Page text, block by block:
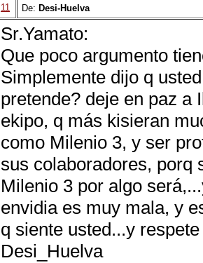
11 De: Desi-Huelva
Sr.Yamato:
Que poco argumento
Simplemente dijo q
pretende? deje en paz a
ekipo, q más kisieran
como Milenio 3, y ser
sus colaboradores, porq
Milenio 3 por algo
envidia es muy mala, y
q siente usted...y
Desi_Huelva